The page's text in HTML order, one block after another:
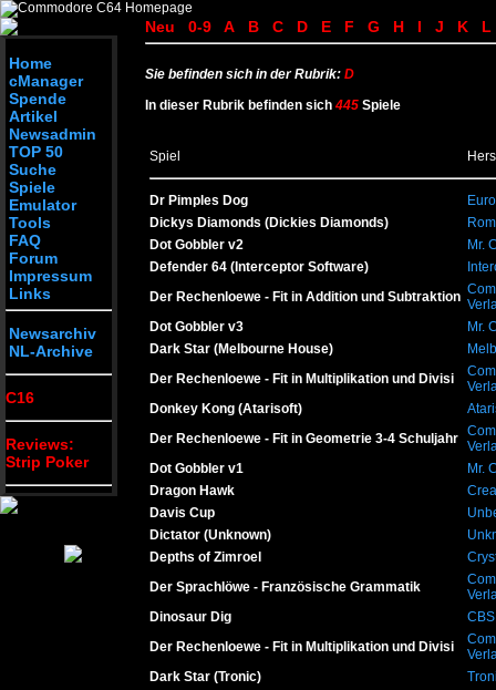
Home
cManager
Spende
Artikel
Newsadmin
TOP 50
Suche
Spiele
Emulator
Tools
FAQ
Forum
Impressum
Links
Newsarchiv
NL-Archive
C16
Reviews:
Strip Poker
Neu 0-9 A B C D E F G H I J K L
Sie befinden sich in der Rubrik: D
In dieser Rubrik befinden sich 445 Spiele
Spiel
Dr Pimples Dog
Dickys Diamonds (Dickies Diamonds)
Dot Gobbler v2
Mr.
Defender 64 (Interceptor Software)
Der Rechenloewe - Fit in Addition und Subtraktion
Dot Gobbler v3
Mr.
Dark Star (Melbourne House)
Der Rechenloewe - Fit in Multiplikation und Divisi
Donkey Kong (Atarisoft)
Der Rechenloewe - Fit in Geometrie 3-4 Schuljahr
Dot Gobbler v1
Mr.
Dragon Hawk
Davis Cup
Dictator (Unknown)
Depths of Zimroel
Der Sprachlöwe - Französische Grammatik
Dinosaur Dig
Der Rechenloewe - Fit in Multiplikation und Divisi
Dark Star (Tronic)